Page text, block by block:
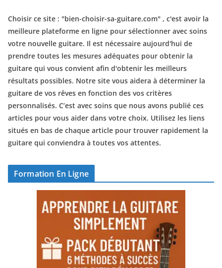
Choisir ce site : "bien-choisir-sa-guitare.com" , c'est avoir la
meilleure plateforme en ligne pour sélectionner avec soins
votre nouvelle guitare. Il est nécessaire aujourd'hui de
prendre toutes les mesures adéquates pour obtenir la
guitare qui vous convient afin d'obtenir les meilleurs
résultats possibles. Notre site vous aidera à déterminer la
guitare de vos rêves en fonction des vos critères
personnalisés. C’est avec soins que nous avons publié ces
articles pour vous aider dans votre choix. Utilisez les liens
situés en bas de chaque article pour trouver rapidement la
guitare qui conviendra à toutes vos attentes.
Formation En Ligne